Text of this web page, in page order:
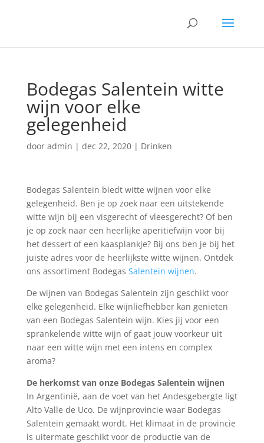
Bodegas Salentein witte
wijn voor elke
gelegenheid
door admin | dec 22, 2020| Drinken
Bodegas Salentein biedt witte wijnen voor elke
gelegenheid. Ben je op zoek naar een uitstekende
witte wijn bij een visgerecht of vleesgerecht? Of ben
je op zoek naar een heerlijke aperitiefwijn voor bij
het dessert of een kaasplankje? Bij ons ben je bij het
juiste adres voor de heerlijkste witte wijnen. Ontdek
ons assortiment Bodegas Salentein wijnen.
De wijnen van Bodegas Salentein zijn geschikt voor
elke gelegenheid. Elke wijnliefhebber kan genieten
van een Bodegas Salentein wijn. Kies jij voor een
sprankelende witte wijn of gaat jouw voorkeur uit
naar een witte wijn met een intens en complex
aroma?
De herkomst van onze Bodegas Salentein wijnen
In Argentinië, aan de voet van het Andesgebergte ligt
Alto Valle de Uco. De wijnprovincie waar Bodegas
Salentein gemaakt wordt. Het klimaat in de provincie
is uitermate geschikt voor de productie van de